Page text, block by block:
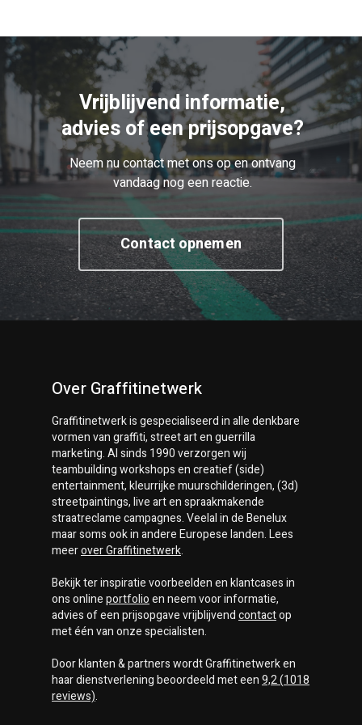
Vrijblijvend informatie,
advies of een prijsopgave?
Neem nu contact met ons op en ontvang
vandaag nog een reactie.
Contact opnemen
Over Graffitinetwerk
Graffitinetwerkis gespecialiseerd in alle denkbare
vormen van graffiti, street art en guerrilla
marketing. Al sinds 1990 verzorgen wij
teambuilding workshops en creatief (side)
entertainment, kleurrijke muurschilderingen, (3d)
streetpaintings, live art en spraakmakende
straatreclame campagnes. Veelal in de Benelux
maar soms ook in andere Europese landen. Lees
meeroverGraffitinetwerk.
Bekijk ter inspiratie voorbeelden en klantcases in
ons onlineportfolioen neem voor informatie,
advies of een prijsopgave vrijblijvendcontactop
met één van onze specialisten.
Door klanten & partners wordtGraffitinetwerken
haar dienstverlening beoordeeld met een9,2(1018
reviews).